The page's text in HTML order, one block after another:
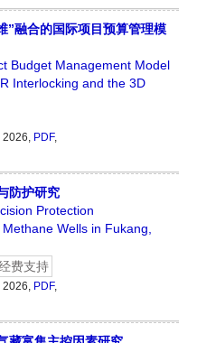
”融合的国际项目预算管理模
Budget Management Model
Interlocking and the 3D
2026, PDF,
防护研究
Protection
Wells in Fukang,
费支持
2026, PDF,